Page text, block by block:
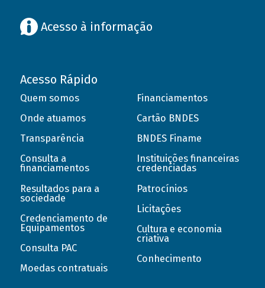
Acesso à informação
Acesso Rápido
Quem somos
Onde atuamos
Transparência
Consulta a
financiamentos
Resultados para a
sociedade
Credenciamento de
Equipamentos
Consulta PAC
Moedas contratuais
Financiamentos
Cartão BNDES
BNDES Finame
Instituições financeiras
credenciadas
Patrocínios
Licitações
Cultura e economia
criativa
Conhecimento